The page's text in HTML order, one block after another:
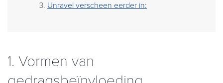
Unravel verscheen eerder in:
1. Vormen van